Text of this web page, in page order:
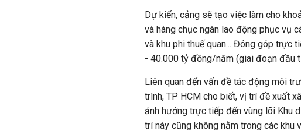
Dự kiến, cảng sẽ tạo việc làm cho
và hàng chục ngàn lao động phục vụ
và khu phi thuế quan... Đóng góp trực
- 40.000 tỷ đồng/năm (giai đoạn đầu
Liên quan đến vấn đề tác động môi
trình, TP HCM cho biết, vị trí đề xuất
ảnh hưởng trực tiếp đến vùng lõi Khu
trí này cũng không nằm trong các khu